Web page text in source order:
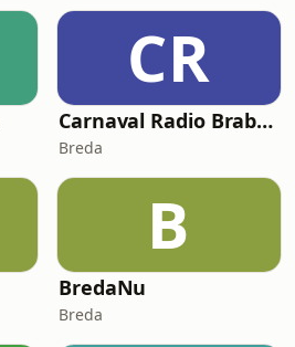
CR
Carnaval Radio Brabant
Breda
B
BredaNu
Breda